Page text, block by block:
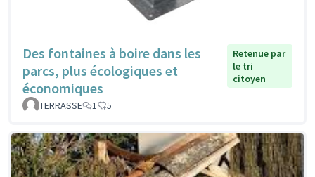
Des fontaines à boire dans les
parcs, plus écologiques et
économiques
Retenue par
le tri
citoyen
TERRASSE 1 5